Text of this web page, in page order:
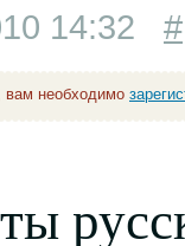
14:32 #
вам необходимо